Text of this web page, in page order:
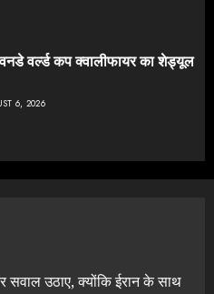
वर्ल्ड कप क्वालीफायर का शेड्यूल
6, 2026
सवाल उठाए, क्योंकि ईरान के साथ